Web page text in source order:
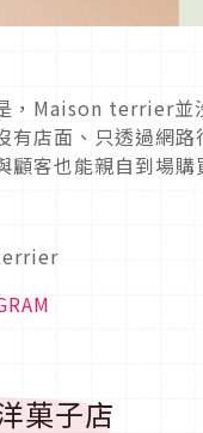
，Maison terrier並
有店面、只透過網
顧客也能親自到場購
菓子店